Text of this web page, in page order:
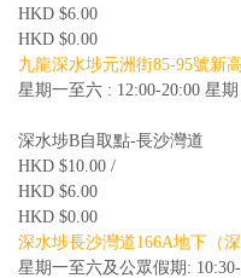
HKD $6.00
HKD $0.00
九龍深水埗元洲街85-95號新
星期一至六 : 12:00-20:00 星
深水埗B自取點-長沙灣道
HKD $10.00 /
HKD $6.00
HKD $0.00
深水埗長沙灣道166A地下（
星期一至六及公眾假期: